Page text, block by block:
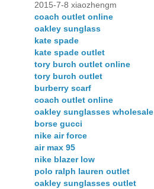
2015-7-8 xiaozhengm
coach outlet online
oakley sunglass
kate spade
kate spade outlet
tory burch outlet online
tory burch outlet
burberry scarf
coach outlet online
oakley sunglasses wholesale
borse gucci
nike air force
air max 95
nike blazer low
polo ralph lauren outlet
oakley sunglasses outlet